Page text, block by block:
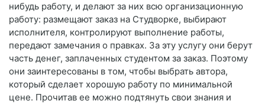
нибудь работу, и делают за них всю организационную
работу: размещают заказ на Студворке, выбирают
исполнителя, контролируют выполнение работы,
передают замечания о правках. За эту услугу они берут
часть денег, заплаченных студентом за заказ. Поэтому
они заинтересованы в том, чтобы выбрать автора,
который сделает хорошую работу по минимальной
цене. Прочитав ее можно подтянуть свои знания и